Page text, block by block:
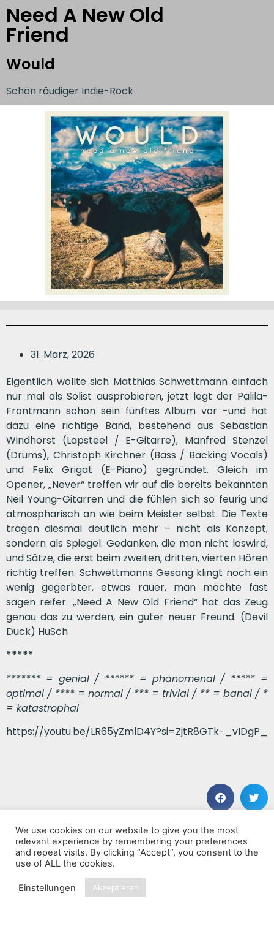
Need A New Old
Friend
Would
Schön räudiger Indie-Rock
31. März, 2026
Eigentlich wollte sich Matthias Schwettmann einfach
nur mal als Solist ausprobieren, jetzt legt der Palila-
Frontmann schon sein fünftes Album vor -und hat
dazu eine richtige Band, bestehend aus Sebastian
Windhorst (Lapsteel / E-Gitarre), Manfred Stenzel
(Drums), Christoph Kirchner (Bass / Backing Vocals)
und Felix Grigat (E-Piano) gegründet. Gleich im
Opener, „Never“ treffen wir auf die bereits bekannten
Neil Young-Gitarren und die fühlen sich so feurig und
atmosphärisch an wie beim Meister selbst. Die Texte
tragen diesmal deutlich mehr – nicht als Konzept,
sondern als Spiegel: Gedanken, die man nicht loswird,
und Sätze, die erst beim zweiten, dritten, vierten Hören
richtig treffen. Schwettmanns Gesang klingt noch ein
wenig gegerbter, etwas rauer, man möchte fast
sagen reifer. „Need A New Old Friend“ hat das Zeug
genau das zu werden, ein guter neuer Freund. (Devil
Duck) HuSch
*****
******* = genial / ****** = phänomenal / ***** =
optimal / **** = normal / *** = trivial / ** = banal / *
= katastrophal
https://youtu.be/LR65yZmlD4Y?si=ZjtR8GTk-_vIDgP_
VORHERIGER BEITRAG
Alles auf Hoffnung
NÄCHSTER BEITRAG
Descent
We use cookies on our website to give you the most
relevant experience by remembering your preferences
and repeat visits. By clicking “Accept”, you consent to the
use of ALL the cookies.
Einstellungen Akzeptieren